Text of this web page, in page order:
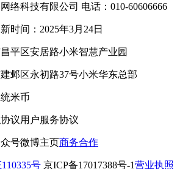
络科技有限公司 电话：010-60606666
时间：2025年3月24日
平区安居路小米智慧产业园
邺区永初路37号小米华东总部
米币
议用户服务协议
号微博主页商务合作
号 京ICP备17017388号-1营业执照